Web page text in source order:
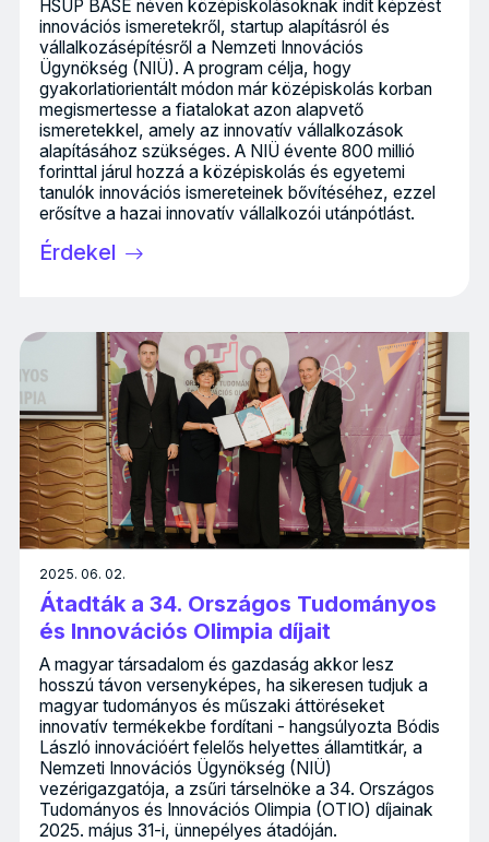
HSUP BASE néven középiskolásoknak indít képzést
innovációs ismeretekről, startup alapításról és
vállalkozásépítésről a Nemzeti Innovációs
Ügynökség (NIÜ). A program célja, hogy
gyakorlatiorientált módon már középiskolás korban
megismertesse a fiatalokat azon alapvető
ismeretekkel, amely az innovatív vállalkozások
alapításához szükséges. A NIÜ évente 800 millió
forinttal járul hozzá a középiskolás és egyetemi
tanulók innovációs ismereteinek bővítéséhez, ezzel
erősítve a hazai innovatív vállalkozói utánpótlást.
Érdekel
2025. 06. 02.
Átadták a 34. Országos Tudományos
és Innovációs Olimpia díjait
A magyar társadalom és gazdaság akkor lesz
hosszú távon versenyképes, ha sikeresen tudjuk a
magyar tudományos és műszaki áttöréseket
innovatív termékekbe fordítani - hangsúlyozta Bódis
László innovációért felelős helyettes államtitkár, a
Nemzeti Innovációs Ügynökség (NIÜ)
vezérigazgatója, a zsűri társelnöke a 34. Országos
Tudományos és Innovációs Olimpia (OTIO) díjainak
2025. május 31-i, ünnepélyes átadóján.